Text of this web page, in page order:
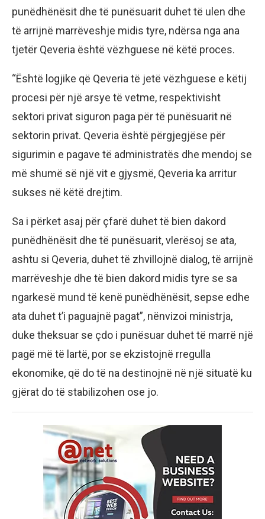
punëdhënësit dhe të punësuarit duhet të ulen dhe
të arrijnë marrëveshje midis tyre, ndërsa nga ana
tjetër Qeveria është vëzhguese në këtë proces.
“Është logjike që Qeveria të jetë vëzhguese e këtij
procesi për një arsye të vetme, respektivisht
sektori privat siguron paga për të punësuarit në
sektorin privat. Qeveria është përgjegjëse për
sigurimin e pagave të administratës dhe mendoj se
më shumë së një vit e gjysmë, Qeveria ka arritur
sukses në këtë drejtim.
Sa i përket asaj për çfarë duhet të bien dakord
punëdhënësit dhe të punësuarit, vlerësoj se ata,
ashtu si Qeveria, duhet të zhvillojnë dialog, të arrijnë
marrëveshje dhe të bien dakord midis tyre se sa
ngarkesë mund të kenë punëdhënësit, sepse edhe
ata duhet t’i paguajnë pagat”, nënvizoi ministrja,
duke theksuar se çdo i punësuar duhet të marrë një
pagë më të lartë, por se ekzistojnë rregulla
ekonomike, që do të na destinojnë në një situatë ku
gjërat do të stabilizohen ose jo.